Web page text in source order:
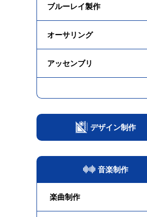
ブルーレイ製作
オーサリング
アッセンブリ
デザイン制作
音楽制作
楽曲制作